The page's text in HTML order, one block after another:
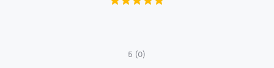
5 (0)